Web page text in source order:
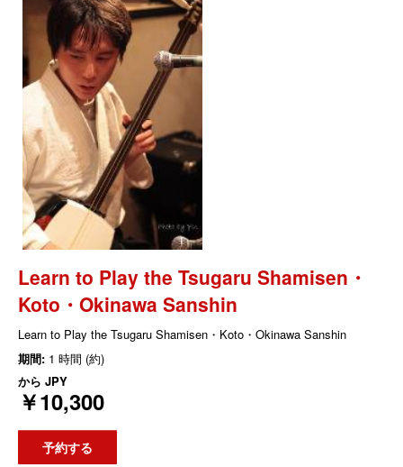
Learn to Play the Tsugaru Shamisen・
Koto・Okinawa Sanshin
Learn to Play the Tsugaru Shamisen・Koto・Okinawa Sanshin
期間: 1 時間 (約)
から JPY
￥10,300
予約する